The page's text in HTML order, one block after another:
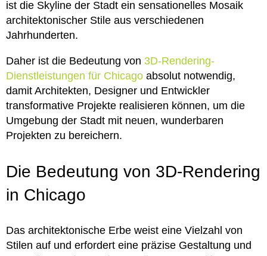
ist die Skyline der Stadt ein sensationelles Mosaik
architektonischer Stile aus verschiedenen
Jahrhunderten.
Daher ist die Bedeutung von 3D-Rendering-
Dienstleistungen für Chicago absolut notwendig,
damit Architekten, Designer und Entwickler
transformative Projekte realisieren können, um die
Umgebung der Stadt mit neuen, wunderbaren
Projekten zu bereichern.
Die Bedeutung von 3D-Rendering
in Chicago
Das architektonische Erbe weist eine Vielzahl von
Stilen auf und erfordert eine präzise Gestaltung und